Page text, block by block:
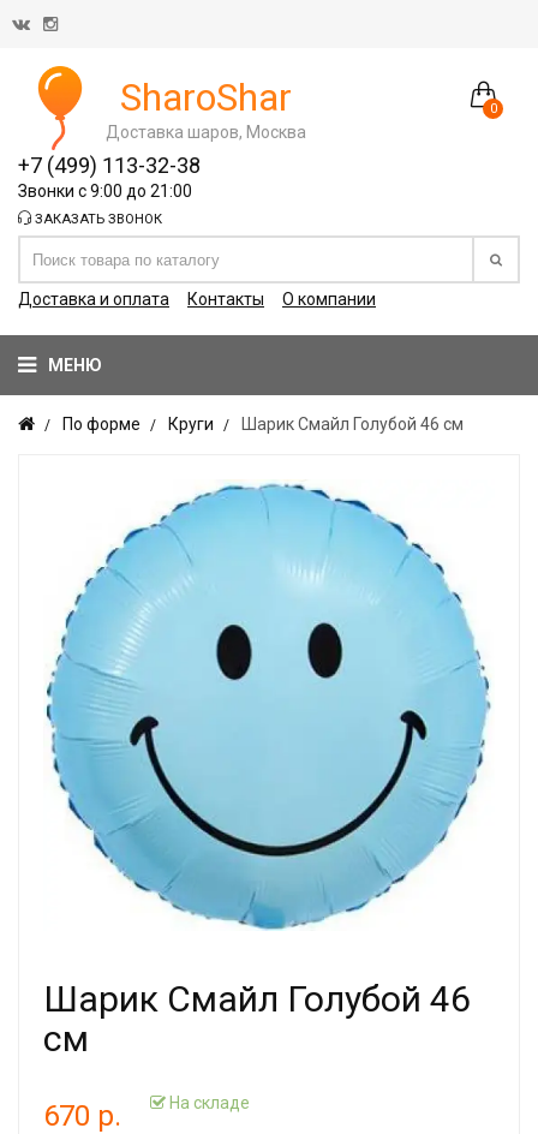
0
SharoShar
Доставка шаров, Москва
+7 (499) 113-32-38
Звонки с 9:00 до 21:00
ЗАКАЗАТЬ ЗВОНОК
Доставка и оплата Контакты О компании
МЕНЮ
По форме Круги Шарик Смайл Голубой 46 см
Шарик Смайл Голубой 46
см
670 р. На складе